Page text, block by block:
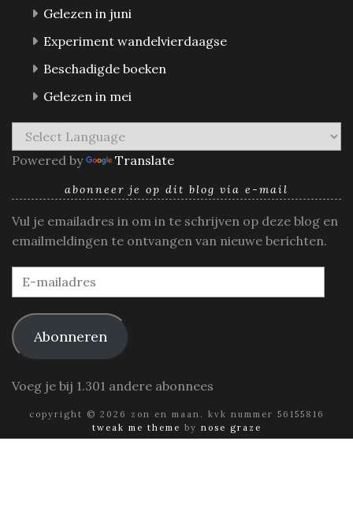
Gelezen in juni
Experiment wandelvierdaagse
Beschadigde boeken
Gelezen in mei
Powered by Translate
abonneer je op dit blog via e-mail
Vul je emailadres in om in te schrijven op deze blog en
emailmeldingen te ontvangen van nieuwe berichten.
E-
mailadres
Abonneren
Voeg je bij 1.301 andere abonnees
copyright © 2026 zon en maan. kvk nummer 56155816
tweak me theme by nose graze